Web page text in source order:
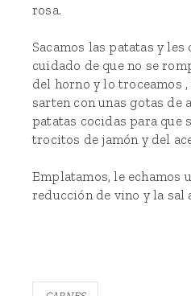
rosa.
Sacamos las patatas y
cuidado de que no se
del horno y lo troceamos
sarten con unas gotas de
patatas cocidas para que
trocitos de jamón y del
Emplatamos, le echamos
reducción de vino y la sal